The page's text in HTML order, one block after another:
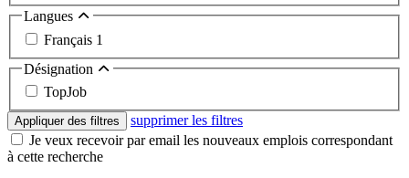
Langues
Français 1
Désignation
TopJob
Appliquer des filtres
supprimer les filtres
Je veux recevoir par email les nouveaux emplois correspondant
à cette recherche